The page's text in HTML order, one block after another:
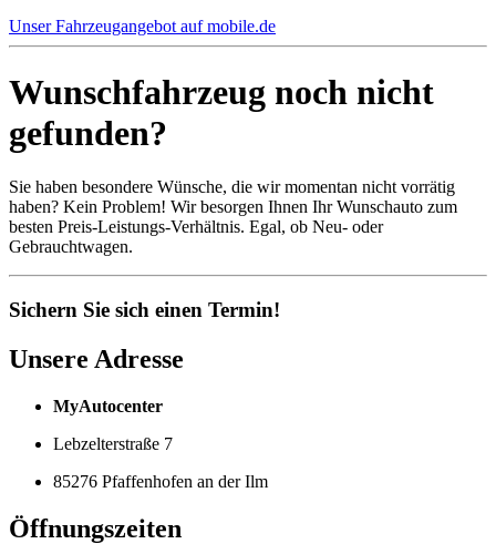
Unser Fahrzeugangebot auf mobile.de
Wunschfahrzeug noch nicht
gefunden?
Sie haben besondere Wünsche, die wir momentan nicht vorrätig
haben? Kein Problem! Wir besorgen Ihnen Ihr Wunschauto zum
besten Preis-Leistungs-Verhältnis. Egal, ob Neu- oder
Gebrauchtwagen.
Sichern Sie sich einen Termin!
Unsere Adresse
MyAutocenter
Lebzelterstraße 7
85276 Pfaffenhofen an der Ilm
Öffnungszeiten